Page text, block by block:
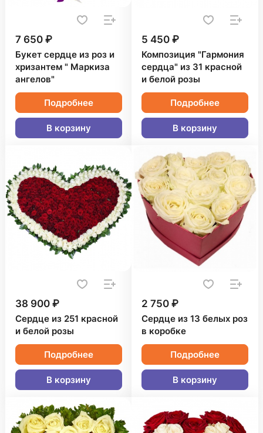
7 650 ₽
Букет сердце из роз и
хризантем " Маркиза
ангелов"
Подробнее
В корзину
5 450 ₽
Композиция "Гармония
сердца" из 31 красной
и белой розы
Подробнее
В корзину
38 900 ₽
Сердце из 251 красной
и белой розы
Подробнее
В корзину
2 750 ₽
Сердце из 13 белых роз
в коробке
Подробнее
В корзину